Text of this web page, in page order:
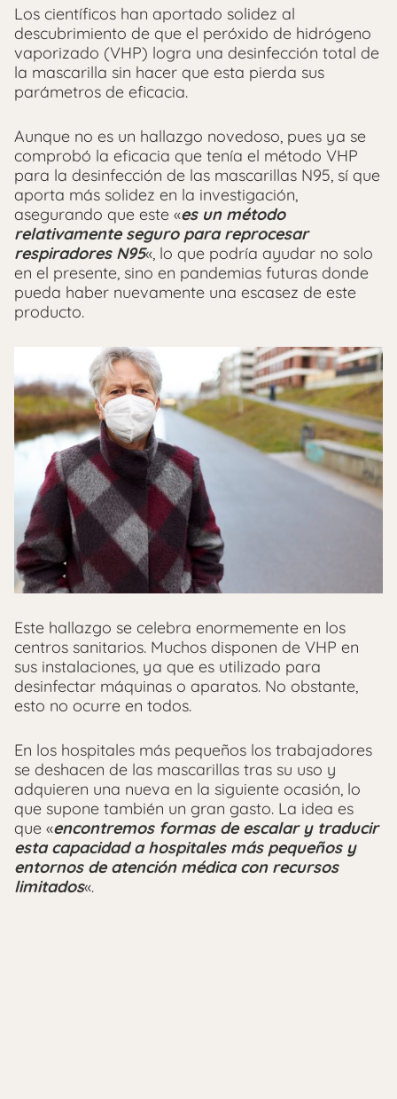
Los científicos han aportado solidez al
descubrimiento de que el peróxido de hidrógeno
vaporizado (VHP) logra una desinfección total de
la mascarilla sin hacer que esta pierda sus
parámetros de eficacia.
Aunque no es un hallazgo novedoso, pues ya se
comprobó la eficacia que tenía el método VHP
para la desinfección de las mascarillas N95, sí que
aporta más solidez en la investigación,
asegurando que este «es un método
relativamente seguro para reprocesar
respiradores N95«, lo que podría ayudar no solo
en el presente, sino en pandemias futuras donde
pueda haber nuevamente una escasez de este
producto.
Este hallazgo se celebra enormemente en los
centros sanitarios. Muchos disponen de VHP en
sus instalaciones, ya que es utilizado para
desinfectar máquinas o aparatos. No obstante,
esto no ocurre en todos.
En los hospitales más pequeños los trabajadores
se deshacen de las mascarillas tras su uso y
adquieren una nueva en la siguiente ocasión, lo
que supone también un gran gasto. La idea es
que «encontremos formas de escalar y traducir
esta capacidad a hospitales más pequeños y
entornos de atención médica con recursos
limitados«.